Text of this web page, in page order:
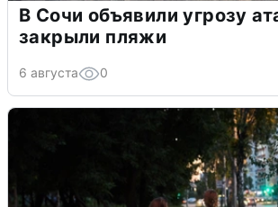
В Сочи объявили угрозу
закрыли пляжи
6 августа 0